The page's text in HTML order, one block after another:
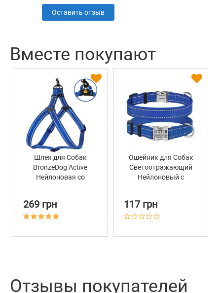
Оставить отзыв
Вместе покупают
Шлея для Собак
BronzeDog Active
Нейлоновая со
269 грн
Ошейник для Собак
Светоотражающий
Нейлоновый с
Active Синий
117 грн
Отзывы покупателей